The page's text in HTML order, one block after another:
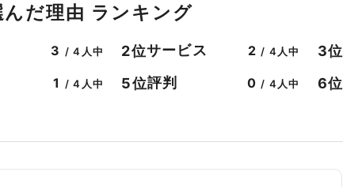
んだ理由 ランキング
3 / 4人中 2位サービス 2/ 4人中 3位
1 / 4人中 5位評判 0/ 4人中 6位